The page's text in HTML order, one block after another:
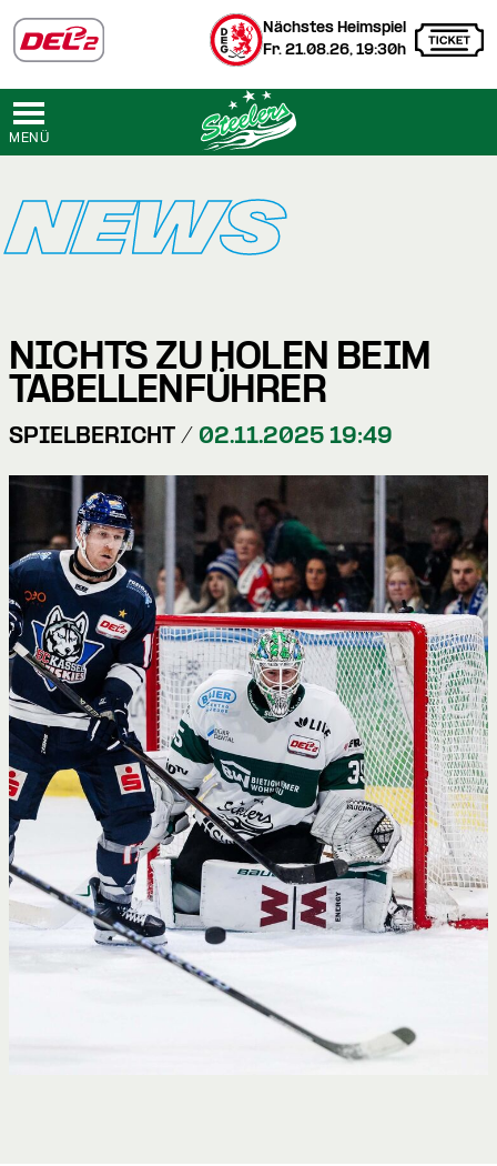
Nächstes Heimspiel
Fr. 21.08.26, 19:30h
MENÜ
NEWS
NICHTS ZU HOLEN BEIM
TABELLENFÜHRER
SPIELBERICHT / 02.11.2025 19:49